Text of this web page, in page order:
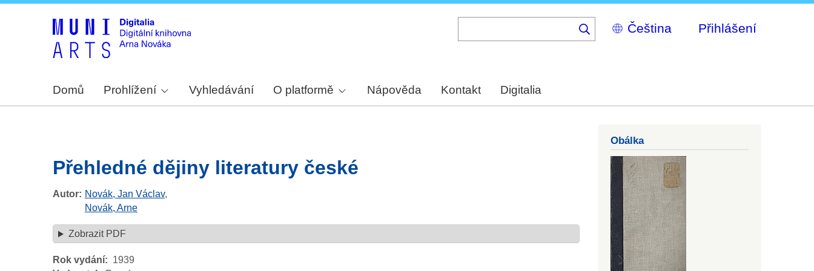
Select
your
Přihlášení
Domů Prohlížení Vyhledávání O platformě Nápověda Kontakt Digitalia
Přehledné dějiny literatury české
Autor Novák, Jan Václav,
Novák, Arne
Zobrazit PDF
Rok vydání
1939
Obálka